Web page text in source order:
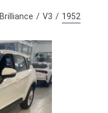
Brilliance V3 1952